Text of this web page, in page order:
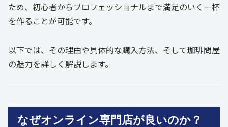
ため、初心者からプロフェッショナルまで満足のいく一杯
を作ることが可能です。
以下では、その理由や具体的な購入方法、そして珈琲問屋
の魅力を詳しく解説します。
なぜオンライン専門店が良いのか？